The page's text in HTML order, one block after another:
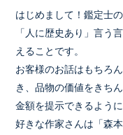
はじめまして！鑑定士の
「人に歴史あり」言う
えることです。
お客様のお話はもちろ
き、品物の価値をきち
金額を提示できるように
好きな作家さんは「森